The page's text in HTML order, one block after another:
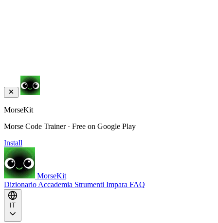
MorseKit
Morse Code Trainer · Free on Google Play
Install
MorseKit
Dizionario Accademia Strumenti Impara FAQ